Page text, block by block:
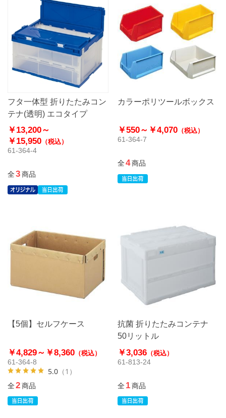
フタ一体型 折りたたみコン
テナ(透明) エコタイプ
￥13,200～
￥15,950 （税込）
61-364-4
全3商品
カラーポリツールボックス
￥550～ ￥4,070（税込）
61-364-7
全4商品
【5個】セルフケース
￥4,829～ ￥8,360 （税込）
61-364-8
5.0 （1）
全2商品
抗菌 折りたたみコンテナ
50リットル
￥3,036（税込）
61-813-24
全1商品